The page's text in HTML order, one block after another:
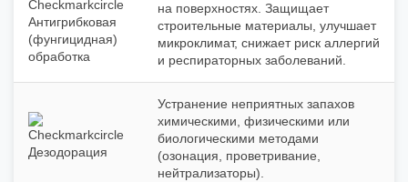
Антигрибковая
(фунгицидная)
обработка
на поверхностях. Защищает
строительные материалы, улучшает
микроклимат, снижает риск аллергий
и респираторных заболеваний.
Дезодорация
Устранение неприятных запахов
химическими, физическими или
биологическими методами
(озонация, проветривание,
нейтрализаторы).